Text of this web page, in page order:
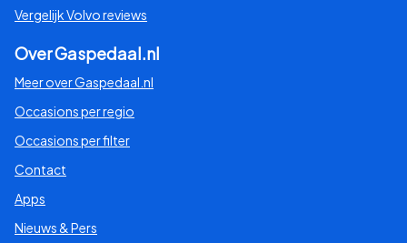
Vergelijk Volvo reviews
Over Gaspedaal.nl
Meer over Gaspedaal.nl
Occasions per regio
Occasions per filter
Contact
Apps
Nieuws & Pers